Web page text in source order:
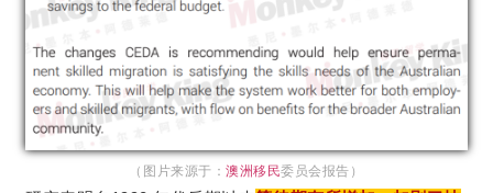
（图片来源于：澳洲移民委员会报告）